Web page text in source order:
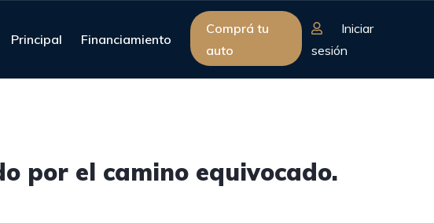
Principal Financiamiento
Comprá tu
auto
Iniciar
sesión
por el camino equivocado.